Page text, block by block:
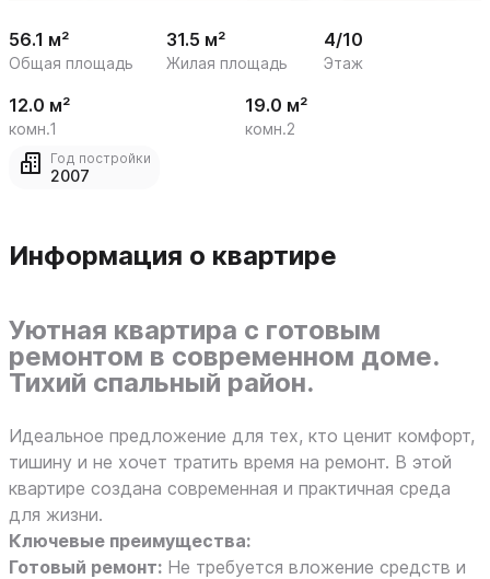
56.1 м²
Общая площадь
31.5 м²
Жилая площадь
4/10
Этаж
12.0 м²
комн.1
19.0 м²
комн.2
Год постройки
2007
Информация о квартире
Уютная квартира с готовым
ремонтом в современном доме.
Тихий спальный район.
Идеальное предложение для тех, кто ценит комфорт,
тишину и не хочет тратить время на ремонт. В этой
квартире создана современная и практичная среда
для жизни.
Ключевые преимущества:
Готовый ремонт: Не требуется вложение средств и